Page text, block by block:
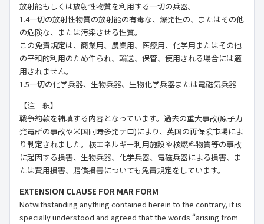
放射能もしくは放射性物質を利用する一切の兵器。
1.4一切の放射性物質の放射能の有毒な、爆発性の、またはその他
の危険な、または汚染させる性質。
この免責規定は、商業用、農業用、医療用、化学用またはその他
の平和的利用のため作られ、輸送、保管、使用される場合には適
用されません。
1.5一切の化学兵器、生物兵器、生物化学兵器または電磁気兵器
【注 釈】
戦争約款を補填する内容となっています。過去の重大事故(原子力
発電所の事故や米国同時多発テロ)により、英国の再保険市場によ
り制定されました。核エネルギー利用施設や核燃料物質等の事故
に起因する損害、生物兵器、化学兵器、電磁兵器による損害、ま
たは費用損害、賠償損害についても免責規定をしています。
EXTENSION CLAUSE FOR MAR FORM
Notwithstanding anything contained herein to the contrary, it is
specially understood and agreed that the words “arising from